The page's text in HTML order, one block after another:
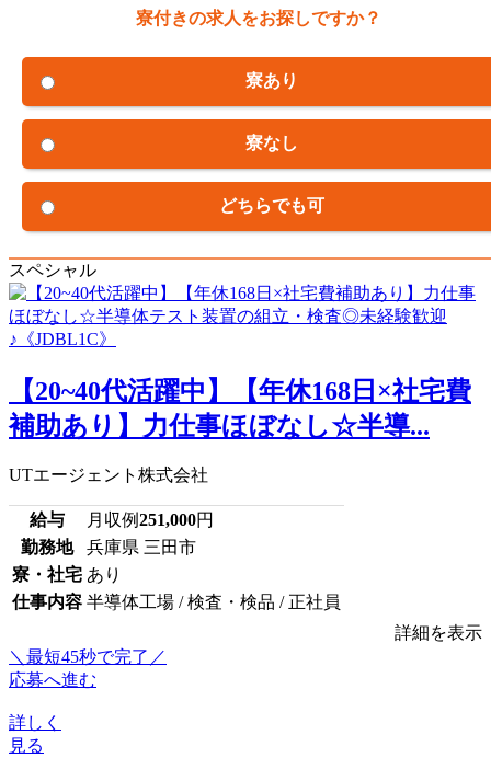
寮付きの求人をお探しですか？
寮あり
寮なし
どちらでも可
スペシャル
【20~40代活躍中】【年休168日×社宅費
補助あり】力仕事ほぼなし☆半導...
UTエージェント株式会社
給与 月収例251,000円
勤務地
兵庫県 三田市
寮・社宅 あり
仕事内容 半導体工場 / 検査・検品 / 正社員
詳細を表示
＼最短45秒で完了／
応募へ進む
詳しく
見る